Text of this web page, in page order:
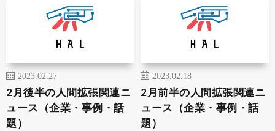
2023.02.27
2月後半の人間拡張関連ニ
ュース（企業・事例・話
題）
2023.02.18
2月前半の人間拡張関連ニ
ュース（企業・事例・話
題）